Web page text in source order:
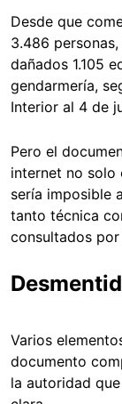
Desde que
3.486
dañados 1.105
gendarmería,
Interior al 4 de
Pero el
internet no solo
sería imposible
tanto técnica
consultados por
Varios
documento
la autoridad